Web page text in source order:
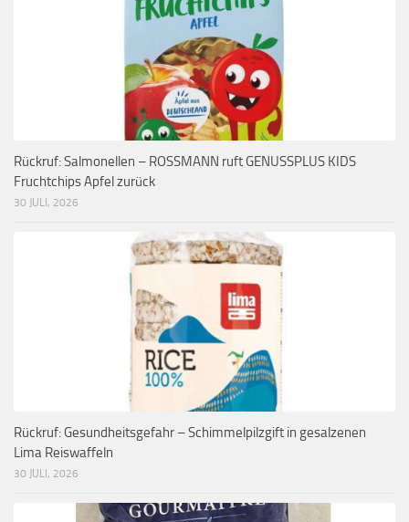
Rückruf: Salmonellen – ROSSMANN ruft GENUSSPLUS KIDS
Fruchtchips Apfel zurück
30 JULI, 2026
Rückruf: Gesundheitsgefahr – Schimmelpilzgift in gesalzenen
Lima Reiswaffeln
30 JULI, 2026